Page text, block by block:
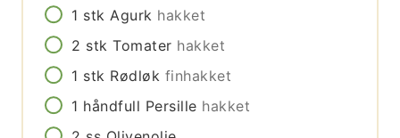
1 stk Agurk hakket
2 stk Tomater hakket
1 stk Rødløk finhakket
1 håndfull Persille hakket